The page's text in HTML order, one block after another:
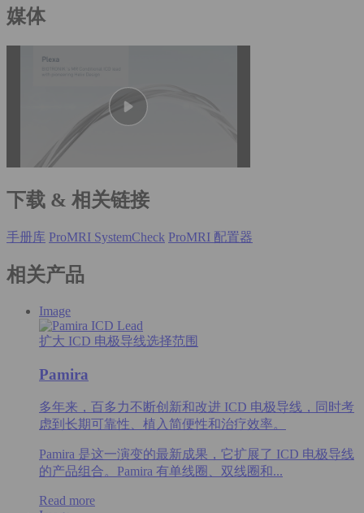
媒体
下载 & 相关链接
手册库 ProMRI SystemCheck ProMRI 配置器
相关产品
Image
扩大 ICD 电极导线选择范围
Pamira
多年来，百多力不断创新和改进 ICD 电极导线，同时考
虑到长期可靠性、植入简便性和治疗效率。
Pamira 是这一演变的最新成果，它扩展了 ICD 电极导线
的产品组合。Pamira 有单线圈、双线圈和...
Read more